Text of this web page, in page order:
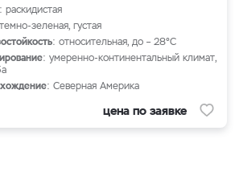
: раскидистая
зеленая, густая
: относительная, до – 28°С
: умеренно-континентальный климат,
: Северная Америка
цена по заявке